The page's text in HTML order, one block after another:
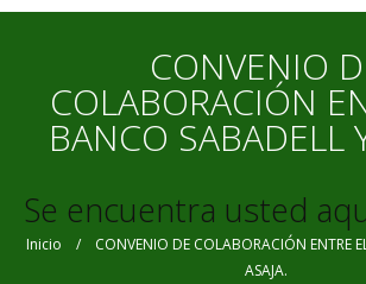
CONVENIO
COLABORACIÓN
BANCO SABADELL
Se encuentra usted
Inicio / CONVENIO DE COLABORACIÓN ENTRE
ASAJA.